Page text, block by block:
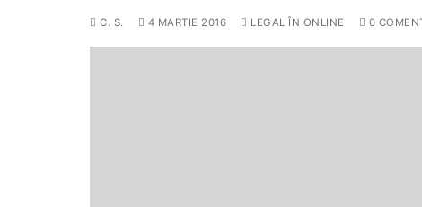
C. S. 4 MARTIE 2016 LEGAL ÎN ONLINE 0